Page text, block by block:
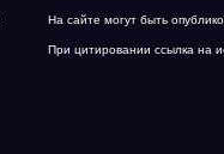
На сайте могут быть
При цитировании ссылка на